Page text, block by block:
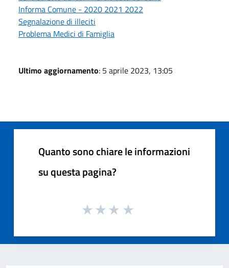
Informa Comune - 2020 2021 2022
Segnalazione di illeciti
Problema Medici di Famiglia
Ultimo aggiornamento: 5 aprile 2023, 13:05
Quanto sono chiare le informazioni
su questa pagina?